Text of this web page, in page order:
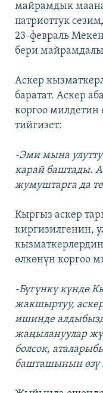
майрамдык
патриоттук
23-февраль
бери
Аскер
баратат. Аскер
коргоо
тийгизет:
-Эми мына
карай баштады.
жумуштарга да
Кыргыз аскер
киргизилгенин,
өлкөнүн коргоо
-Бүгүнкү күндө
жакшыртуу,
ишинде
жаңылануулар
болсок,
башташынын өзү